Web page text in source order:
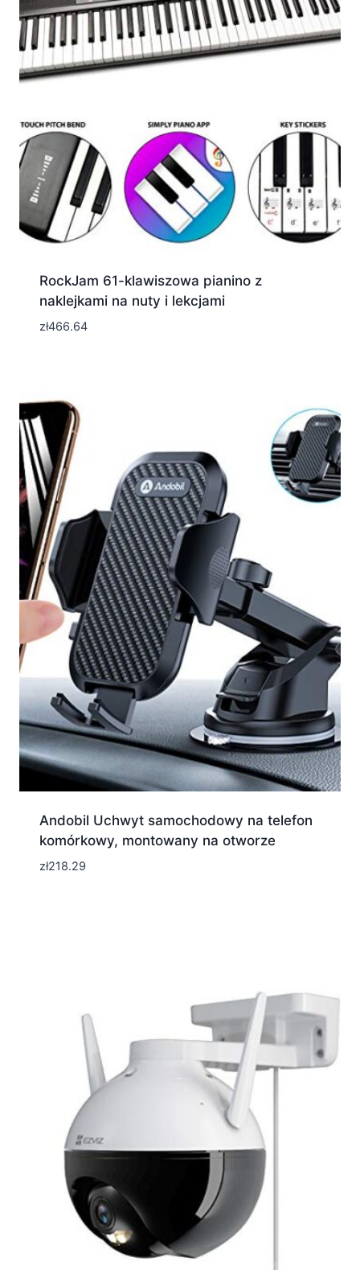
RockJam 61-klawiszowa pianino z
naklejkami na nuty i lekcjami
zł466.64
Andobil Uchwyt samochodowy na telefon
komórkowy, montowany na otworze
zł218.29